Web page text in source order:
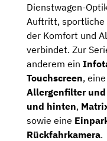
Dienstwagen-
Auftritt, sportliche
der Komfort und
verbindet. Zur
anderem ein
Touchscreen, eine
Allergenfilter
und hinten,
sowie eine
Rückfahrkamera.